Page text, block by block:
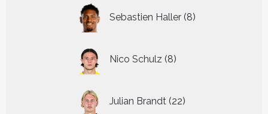
Sebastien Haller 8
producten
Nico Schulz 8
producten
Julian Brandt 22
producten